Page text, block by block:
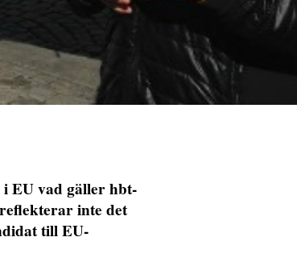
EU vad gäller hbt-
inte det
till EU-